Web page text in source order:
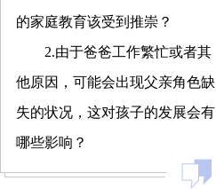
的家庭教育该受到推崇？
2.由于爸爸工作繁忙或者其
他原因，可能会出现父亲角色缺
失的状况，这对孩子的发展会有
哪些影响？